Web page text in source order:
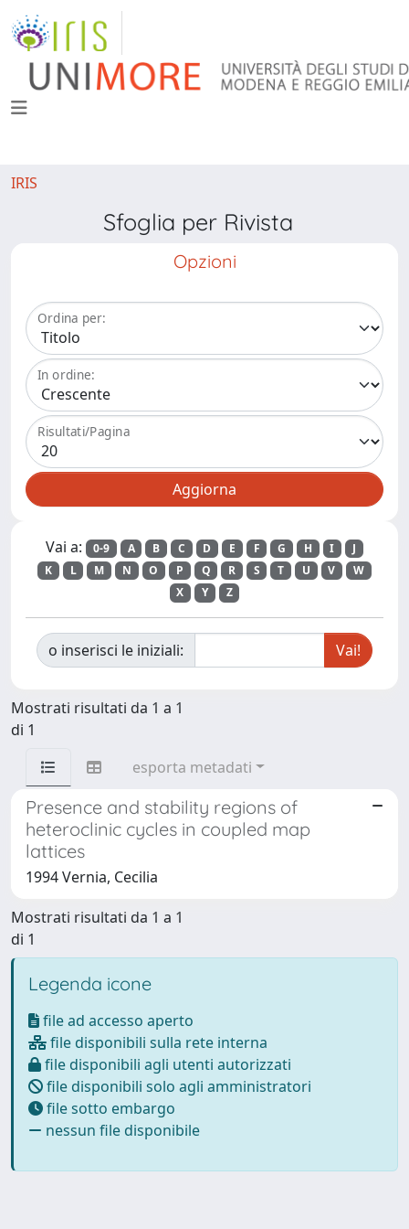
IRIS
Sfoglia per Rivista
Opzioni
Ordina per:
In ordine:
Risultati/Pagina
Vai a: 0-9 A B C D E F G H I
J
K
L M N O P Q R S T U V
W
X
Y Z
o inserisci le iniziali:
Mostrati risultati da 1 a 1
di 1
esporta metadati
Presence and stability regions of
heteroclinic cycles in coupled map
lattices
1994 Vernia, Cecilia
Mostrati risultati da 1 a 1
di 1
Legenda icone
file ad accesso aperto
file disponibili sulla rete interna
file disponibili agli utenti autorizzati
file disponibili solo agli amministratori
file sotto embargo
nessun file disponibile